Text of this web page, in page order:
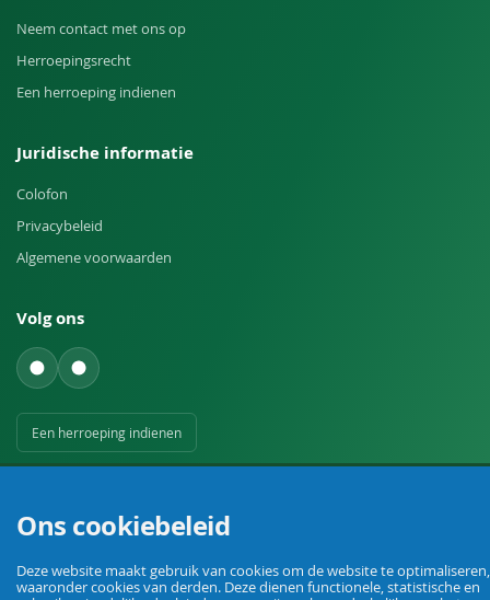
Neem contact met ons op
Herroepingsrecht
Een herroeping indienen
Juridische informatie
Colofon
Privacybeleid
Algemene voorwaarden
Volg ons
Een herroeping indienen
Uw vakhandel voor landbouw, veehouderij, huis, erf en tuin.
Ons cookiebeleid
Deze website maakt gebruik van cookies om de website te optimaliseren,
waaronder cookies van derden. Deze dienen functionele, statistische en